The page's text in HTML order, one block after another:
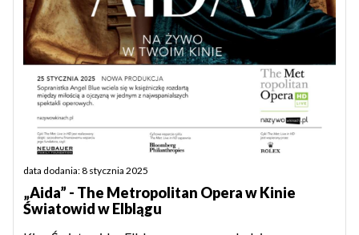
data dodania: 8 stycznia 2025
„Aida” - The Metropolitan Opera w Kinie
Światowid w Elblągu